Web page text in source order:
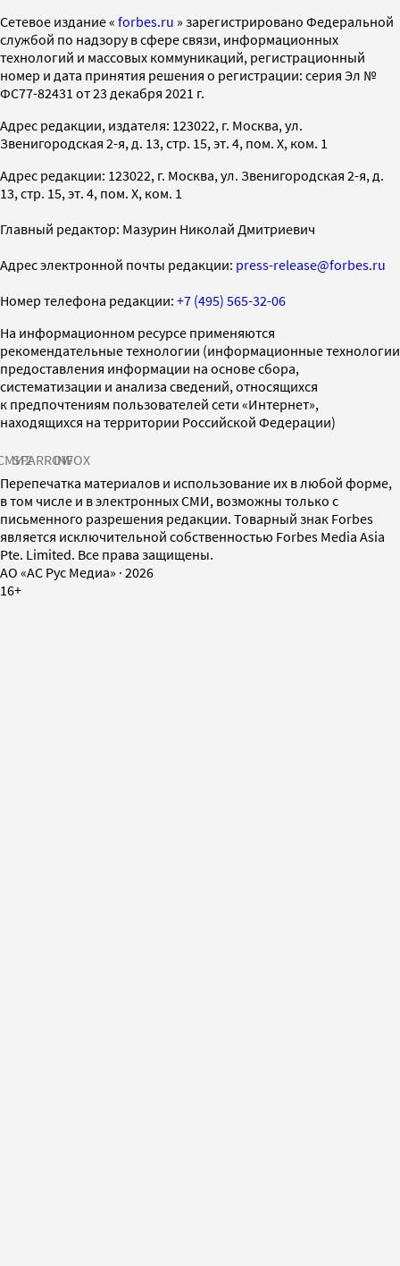
Cетевое издание « forbes.ru » зарегистрировано Федеральной
службой по надзору в сфере связи, информационных
технологий и массовых коммуникаций, регистрационный
номер и дата принятия решения о регистрации: серия Эл №
ФС77-82431 от 23 декабря 2021 г.
Адрес редакции, издателя: 123022, г. Москва, ул.
Звенигородская 2-я, д. 13, стр. 15, эт. 4, пом. X, ком. 1
Адрес редакции: 123022, г. Москва, ул. Звенигородская 2-я, д.
13, стр. 15, эт. 4, пом. X, ком. 1
Главный редактор: Мазурин Николай Дмитриевич
Адрес электронной почты редакции: press-release@forbes.ru
Номер телефона редакции: +7 (495) 565-32-06
На информационном ресурсе применяются
рекомендательные технологии (информационные технологии
предоставления информации на основе сбора,
систематизации и анализа сведений, относящихся
к предпочтениям пользователей сети «Интернет»,
находящихся на территории Российской Федерации)
SPARROWINFOX
Перепечатка материалов и использование их в любой форме,
в том числе и в электронных СМИ, возможны только с
письменного разрешения редакции. Товарный знак Forbes
является исключительной собственностью Forbes Media Asia
Pte. Limited. Все права защищены.
AO «АС Рус Медиа» · 2026
16+